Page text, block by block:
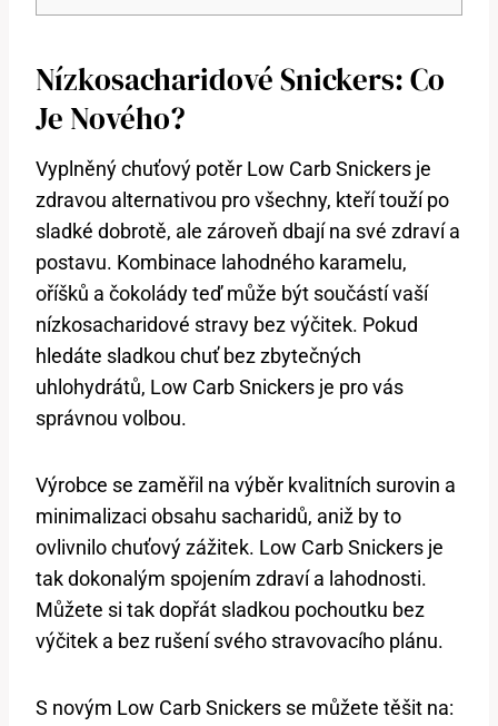
Nízkosacharidové Snickers: Co
Je Nového?
Vyplněný chuťový potěr Low Carb Snickers je
zdravou alternativou pro všechny, kteří touží po
sladké dobrotě, ale zároveň dbají na své zdraví a
postavu. Kombinace lahodného karamelu,
oříšků a čokolády teď může být součástí vaší
nízkosacharidové stravy bez výčitek. Pokud
hledáte sladkou chuť bez zbytečných
uhlohydrátů, Low Carb Snickers je pro vás
správnou volbou.
Výrobce se zaměřil na výběr kvalitních surovin a
minimalizaci obsahu sacharidů, aniž by to
ovlivnilo chuťový zážitek. Low Carb Snickers je
tak dokonalým spojením zdraví a lahodnosti.
Můžete si tak dopřát sladkou pochoutku bez
výčitek a bez rušení svého stravovacího plánu.
S novým Low Carb Snickers se můžete těšit na: